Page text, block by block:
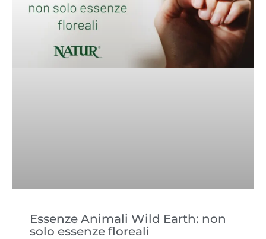
Essenze Animali Wild Earth: non
solo essenze floreali